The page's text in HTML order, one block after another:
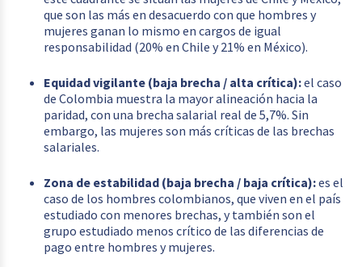
que son las más en desacuerdo con que hombres y
mujeres ganan lo mismo en cargos de igual
responsabilidad (20% en Chile y 21% en México).
Equidad vigilante (baja brecha / alta crítica):el caso
de Colombia muestra la mayor alineación hacia la
paridad, con una brecha salarial real de 5,7%. Sin
embargo, las mujeres son más críticas de las brechas
salariales.
Zona de estabilidad (baja brecha / baja crítica):es el
caso de los hombres colombianos, que viven en el país
estudiado con menores brechas, y también son el
grupo estudiado menos crítico de las diferencias de
pago entre hombres y mujeres.